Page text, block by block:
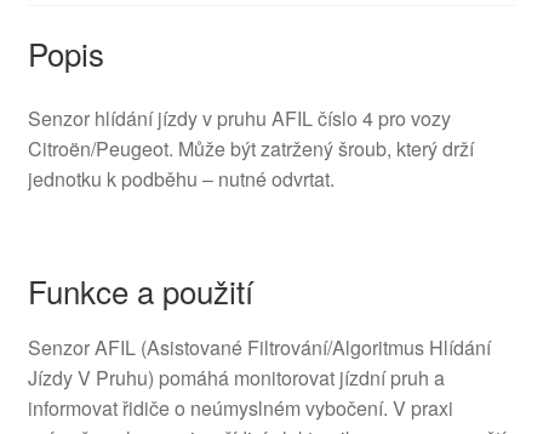
Popis
Senzor hlídání jízdy v pruhu AFIL číslo 4 pro vozy
Citroën/Peugeot. Může být zatržený šroub, který drží
jednotku k podběhu – nutné odvrtat.
Funkce a použití
Senzor AFIL (Asistované Filtrování/Algoritmus Hlídání
Jízdy V Pruhu) pomáhá monitorovat jízdní pruh a
informovat řidiče o neúmyslném vybočení. V praxi